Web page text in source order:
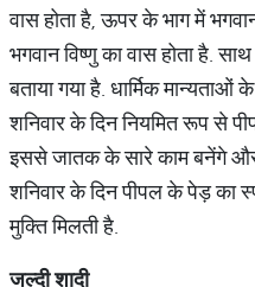
वास होता है, ऊपर के भाग में
भगवान विष्णु का वास होता है.
बताया गया है. धार्मिक
शनिवार के दिन नियमित रूप से
इससे जातक के सारे काम बनेंगे और
शनिवार के दिन पीपल के पेड़ का
मुक्ति मिलती है.
जल्दीशादी